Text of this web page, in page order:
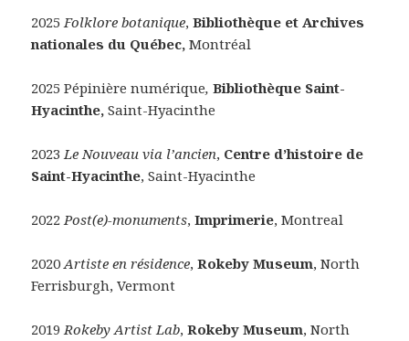
2025Folklore botanique,Bibliothèque et Archives
nationales du Québec,Montréal
2025 Pépinière numérique,Bibliothèque Saint-
Hyacinthe,Saint-Hyacinthe
2023Le Nouveau via l’ancien, Centre d’histoire de
Saint-Hyacinthe, Saint-Hyacinthe
2022Post(e)-monuments,Imprimerie, Montreal
2020Artiste en résidence,Rokeby Museum, North
Ferrisburgh, Vermont
2019Rokeby Artist Lab,Rokeby Museum, North